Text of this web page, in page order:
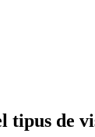
tipus de